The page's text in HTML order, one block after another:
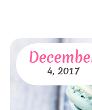
4, 2017